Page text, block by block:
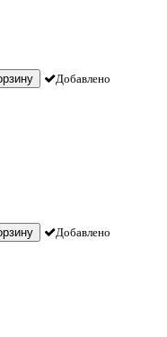
Добавлено
Добавлено